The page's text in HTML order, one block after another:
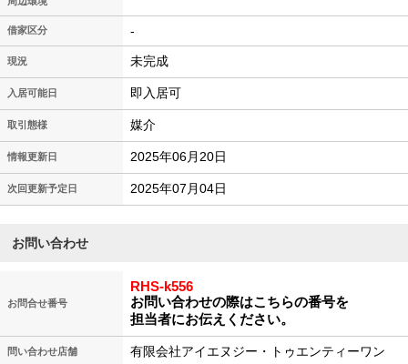
借家区分 -
現況 未完成
入居可能日 即入居可
取引態様 媒介
情報更新日 2025年06月20日
次回更新予定日 2025年07月04日
お問い合わせ
お問合せ番号
RHS-k556
お問い合わせの際はこちらの番号を
担当者にお伝えください。
問い合わせ店舗 有限会社アイエヌジー・トゥエンティーワン